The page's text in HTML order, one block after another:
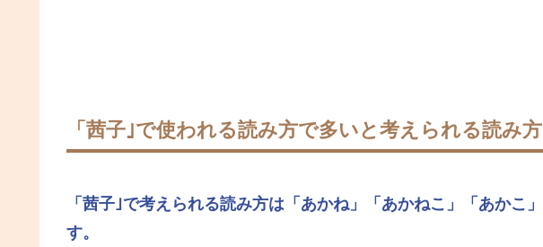
「茜子｣で使われる読み方で多いと考えられる読み方
「茜子｣で考えられる読み方は 「あかね」 「あかねこ」 「あかこ」
す。